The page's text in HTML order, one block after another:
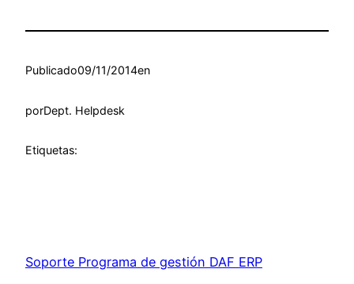
Publicado09/11/2014en
porDept. Helpdesk
Etiquetas:
Soporte Programa de gestión DAF ERP